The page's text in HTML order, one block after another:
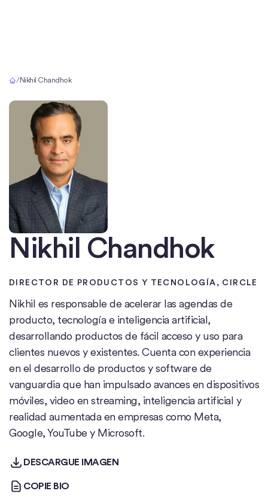
/Nikhil Chandhok
Nikhil Chandhok
DIRECTOR DE PRODUCTOS Y TECNOLOGÍA, CIRCLE
Nikhil es responsable de acelerar las agendas de
producto, tecnología e inteligencia artificial,
desarrollando productos de fácil acceso y uso para
clientes nuevos y existentes. Cuenta con experiencia
en el desarrollo de productos y software de
vanguardia que han impulsado avances en dispositivos
móviles, video en streaming, inteligencia artificial y
realidad aumentada en empresas como Meta,
Google, YouTube y Microsoft.
DESCARGUE IMAGEN
DESCARGUE IMAGEN
COPIE BIO
COPIE BIO